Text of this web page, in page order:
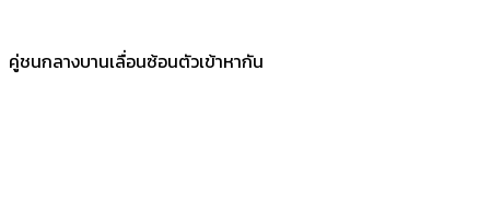
คู่ชนกลางบานเลื่อนซ้อนตัวเข้าหากัน